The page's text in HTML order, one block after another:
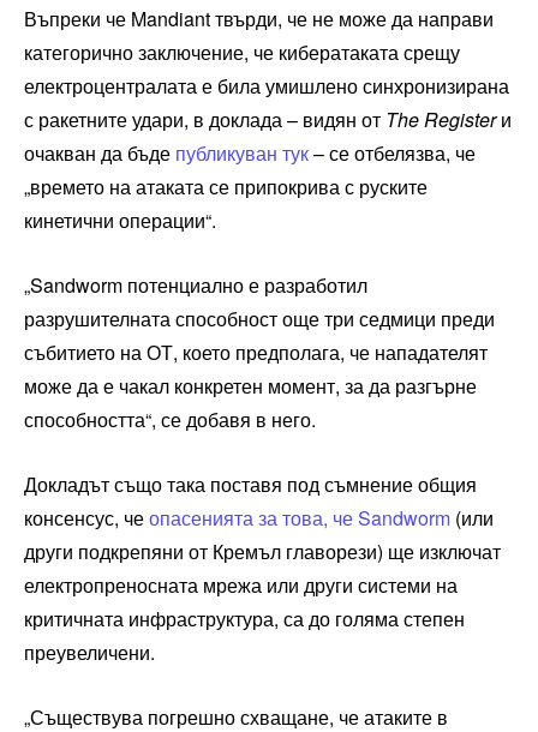
Въпреки че Mandiant твърди, че не може да направи
категорично заключение, че кибератаката срещу
електроцентралата е била умишлено синхронизирана
с ракетните удари, в доклада – видян от The Registerи
очакван да бъде публикуван тук– се отбелязва, че
„времето на атаката се припокрива с руските
кинетични операции“.
„Sandworm потенциално е разработил
разрушителната способност още три седмици преди
събитието на ОТ, което предполага, че нападателят
може да е чакал конкретен момент, за да разгърне
способността“, се добавя в него.
Докладът също така поставя под съмнение общия
консенсус, чеопасенията за това, че Sandworm (или
други подкрепяни от Кремъл главорези) ще изключат
електропреносната мрежа или други системи на
критичната инфраструктура, са до голяма степен
преувеличени.
„Съществува погрешно схващане, че атаките в